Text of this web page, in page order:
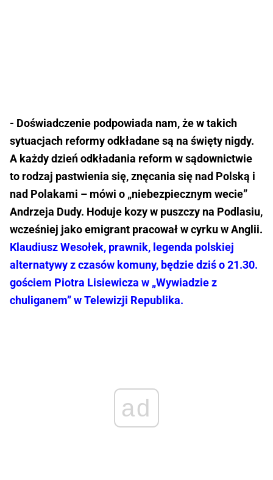
- Doświadczenie podpowiada nam, że w takich
sytuacjach reformy odkładane są na święty nigdy.
A każdy dzień odkładania reform w sądownictwie
to rodzaj pastwienia się, znęcania się nad Polską i
nad Polakami – mówi o „niebezpiecznym wecie”
Andrzeja Dudy. Hoduje kozy w puszczy na Podlasiu,
wcześniej jako emigrant pracował w cyrku w Anglii.
Klaudiusz Wesołek, prawnik, legenda polskiej
alternatywy z czasów komuny, będzie dziś o 21.30.
gościem Piotra Lisiewicza w „Wywiadzie z
chuliganem” w Telewizji Republika.
ad